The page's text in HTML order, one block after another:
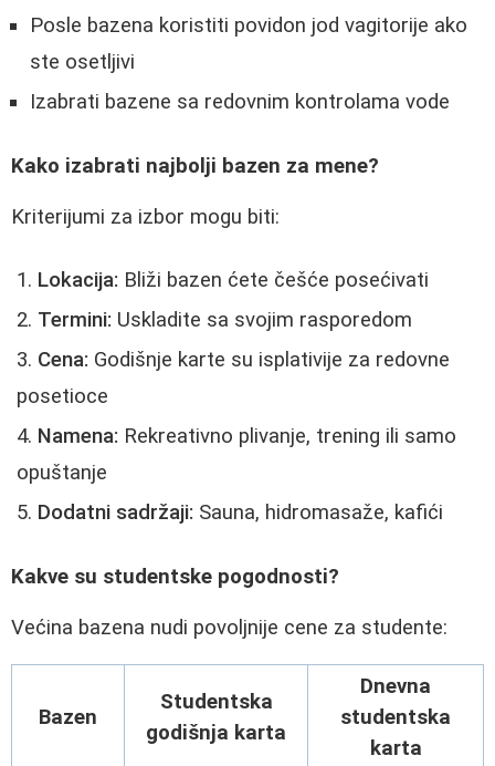
Posle bazena koristiti povidon jod vagitorije ako
ste osetljivi
Izabrati bazene sa redovnim kontrolama vode
Kako izabrati najbolji bazen za mene?
Kriterijumi za izbor mogu biti:
Lokacija: Bliži bazen ćete češće posećivati
Termini: Uskladite sa svojim rasporedom
Cena: Godišnje karte su isplativije za redovne
posetioce
Namena: Rekreativno plivanje, trening ili samo
opuštanje
Dodatni sadržaji: Sauna, hidromasaže, kafići
Kakve su studentske pogodnosti?
Većina bazena nudi povoljnije cene za studente:
Bazen
Studentska
godišnja karta
Dnevna
studentska
karta